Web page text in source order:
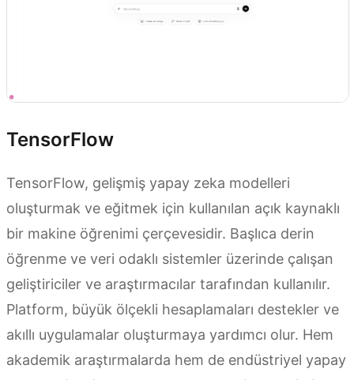
TensorFlow
TensorFlow, gelişmiş yapay zeka modelleri
oluşturmak ve eğitmek için kullanılan açık kaynaklı
bir makine öğrenimi çerçevesidir. Başlıca derin
öğrenme ve veri odaklı sistemler üzerinde çalışan
geliştiriciler ve araştırmacılar tarafından kullanılır.
Platform, büyük ölçekli hesaplamaları destekler ve
akıllı uygulamalar oluşturmaya yardımcı olur. Hem
akademik araştırmalarda hem de endüstriyel yapay